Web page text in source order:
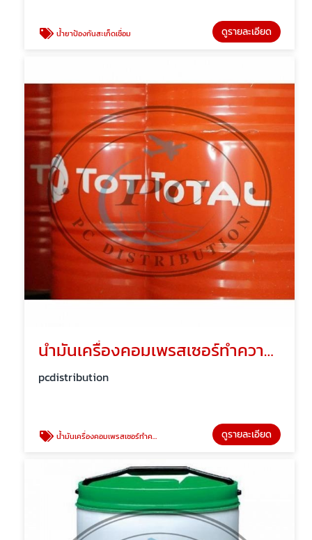
น้ำยาป้องกันสะเก็ดเชื่อม ดูรายละเอียด
น้ำมันเครื่องคอมเพรสเซอร์ทำความเย็น
pcdistribution
น้ำมันเครื่องคอมเพรสเซอร์ทำความเย็น ดูรายละเอียด